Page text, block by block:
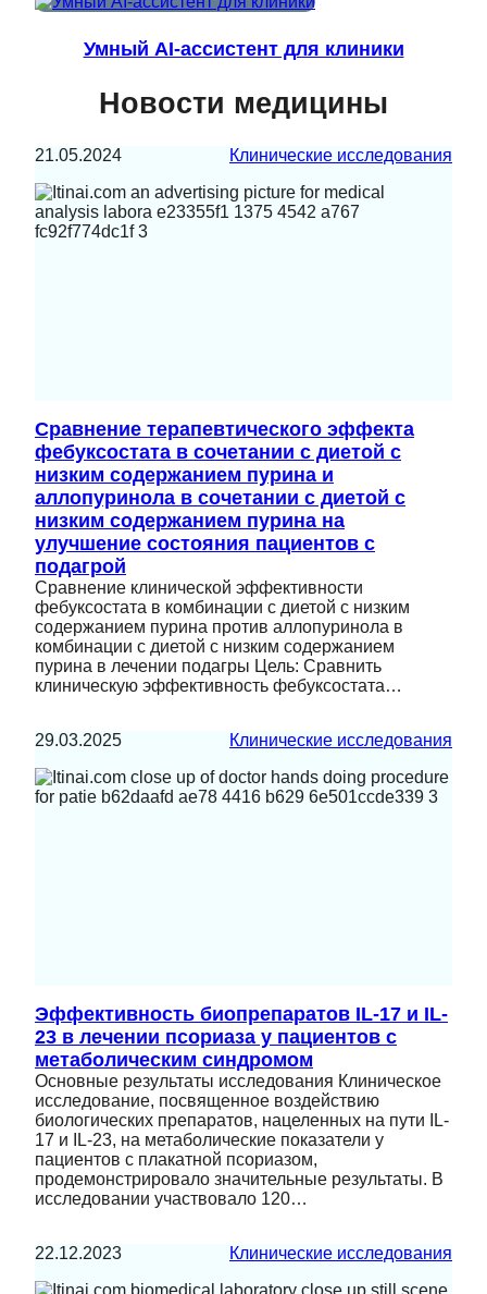
Умный AI-ассистент для клиники
Новости медицины
21.05.2024 Клинические исследования
Сравнение терапевтического эффекта
фебуксостата в сочетании с диетой с
низким содержанием пурина и
аллопуринола в сочетании с диетой с
низким содержанием пурина на
улучшение состояния пациентов с
подагрой
Сравнение клинической эффективности
фебуксостата в комбинации с диетой с низким
содержанием пурина против аллопуринола в
комбинации с диетой с низким содержанием
пурина в лечении подагры Цель: Сравнить
клиническую эффективность фебуксостата…
29.03.2025 Клинические исследования
Эффективность биопрепаратов IL-17 и IL-
23 в лечении псориаза у пациентов с
метаболическим синдромом
Основные результаты исследования Клиническое
исследование, посвященное воздействию
биологических препаратов, нацеленных на пути IL-
17 и IL-23, на метаболические показатели у
пациентов с плакатной псориазом,
продемонстрировало значительные результаты. В
исследовании участвовало 120…
22.12.2023 Клинические исследования